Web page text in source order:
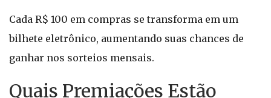
Cada R$ 100 em compras se transforma em um
bilhete eletrônico, aumentando suas chances de
ganhar nos sorteios mensais.
Quais Premiações Estão